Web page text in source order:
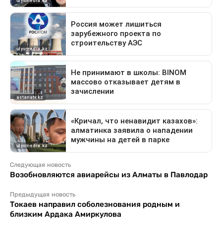
Следующая новость
Возобновляются авиарейсы из Алматы в Павлодар
Предыдущая новость
Токаев направил соболезнования родным и
близким Ардака Амиркулова